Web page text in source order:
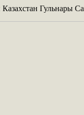
Гульнары